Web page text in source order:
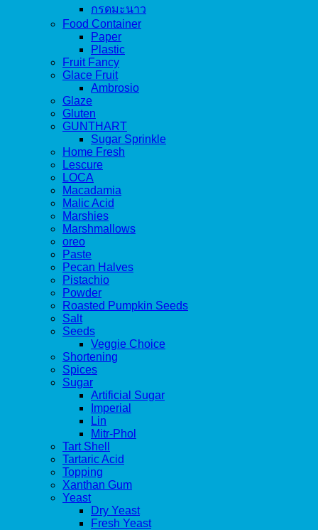
กรดมะนาว
Food Container
Paper
Plastic
Fruit Fancy
Glace Fruit
Ambrosio
Glaze
Gluten
GUNTHART
Sugar Sprinkle
Home Fresh
Lescure
LOCA
Macadamia
Malic Acid
Marshies
Marshmallows
oreo
Paste
Pecan Halves
Pistachio
Powder
Roasted Pumpkin Seeds
Salt
Seeds
Veggie Choice
Shortening
Spices
Sugar
Artificial Sugar
Imperial
Lin
Mitr-Phol
Tart Shell
Tartaric Acid
Topping
Xanthan Gum
Yeast
Dry Yeast
Fresh Yeast